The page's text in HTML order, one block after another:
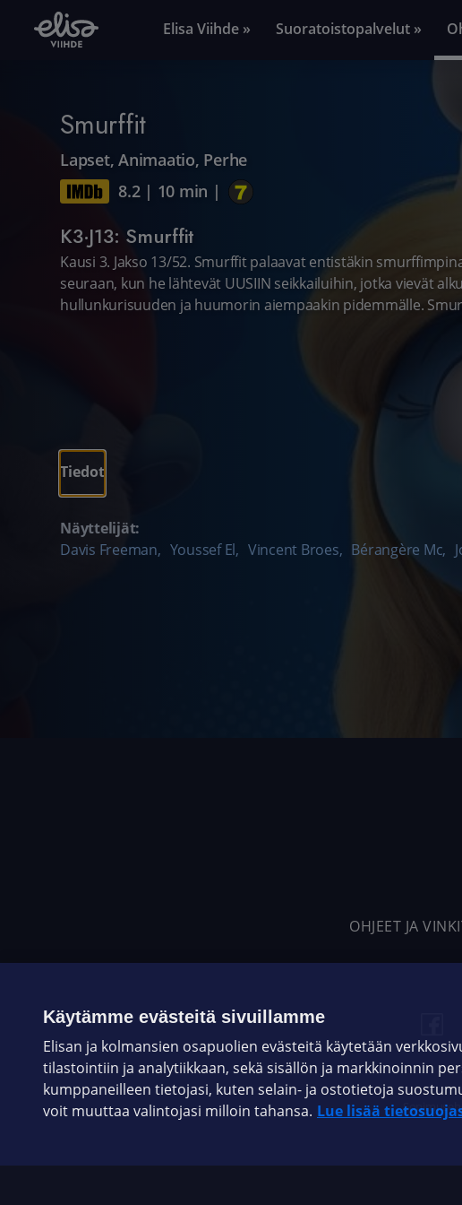
Elisa Viihde » Suoratoistopalvelut »
Smurffit
Lapset,Animaatio, Perhe
8.2| 10 min |
K3·J13: Smurffit
Kausi 3. Jakso 13/52. Smurffit palaavat entistäkin
seuraan, kun he lähtevät UUSIIN seikkailuihin, jotka vievät
hullunkurisuuden ja huumorin aiempaakin pidemmälle.
Tiedot
Näyttelijät:
Davis Freeman, Youssef El , Vincent Broes, Bérangère Mc,
OHJEET JA
Käytämme evästeitä sivuillamme
Elisan ja kolmansien osapuolien evästeitä käytetään
tilastointiin ja analytiikkaan, sekä sisällön ja markkinoinnin
kumppaneilleen tietojasi, kuten selain- ja ostotietoja
voit muuttaa valintojasi milloin tahansa. Lue lisää